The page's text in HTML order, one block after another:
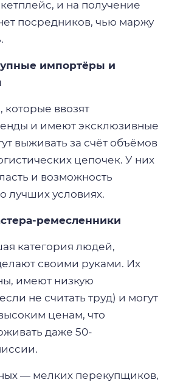
и на получение
посредников, чью маржу
импортёры и
ввозят
и имеют эксклюзивные
выживать за счёт объёмов
цепочек. У них
и возможность
лучших условиях.
ремесленники
категория людей,
своими руками. Их
имеют низкую
не считать труд) и могут
ценам, что
даже 50-
— мелких перекупщиков,